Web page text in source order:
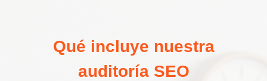
Qué incluye nuestra
auditoría SEO